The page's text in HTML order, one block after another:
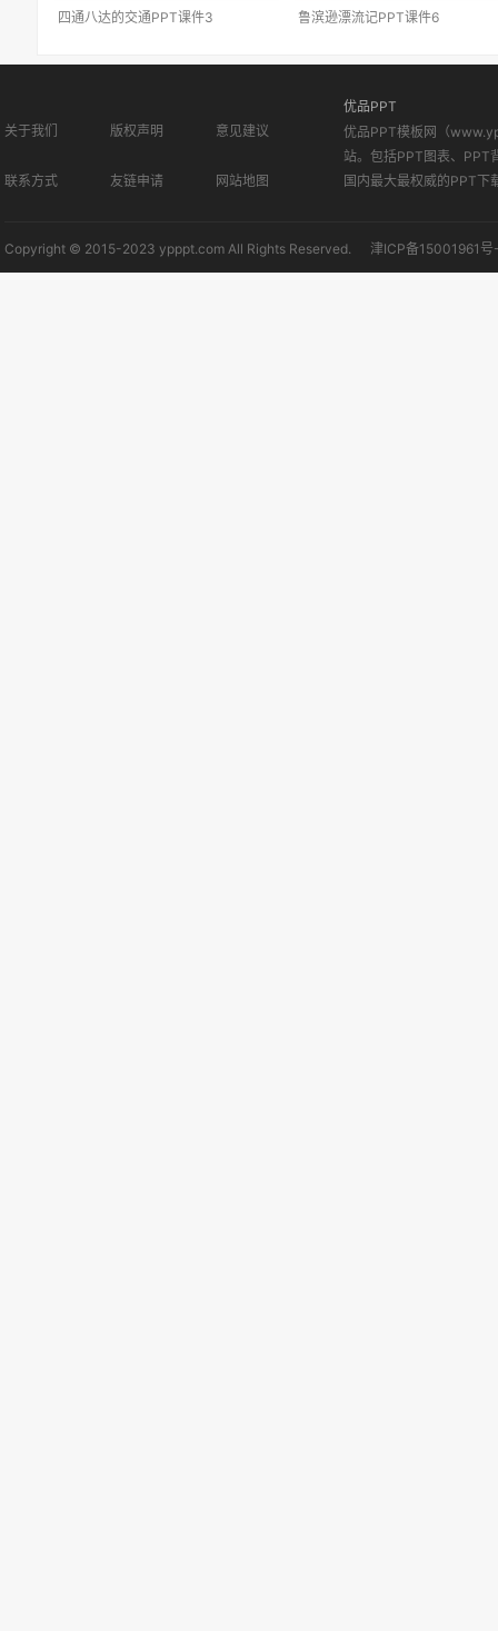
四通八达的交通PPT课件3 鲁滨逊漂流记PPT课件6
关于我们 版权声明 意见建议
联系方式 友链申请 网站地图
优品PPT
优品PPT模板网（
站。包括PPT图表、PPT
国内最大最权威的PPT下
Copyright © 2015-2023 ypppt.com All Rights Reserved. 津ICP备15001961号